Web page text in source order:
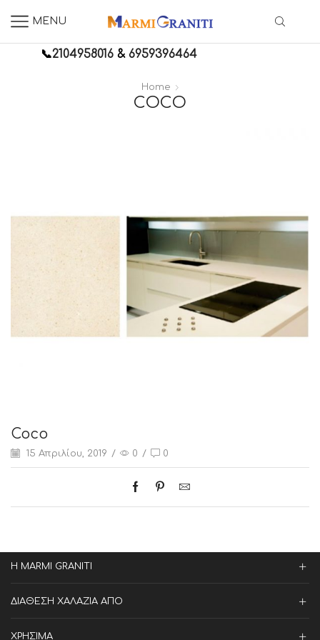
MENU
📞2104958016 &6959396464
Home
COCO
Coco
15 Απριλίου, 2019 / 0 / 0
Η MARMI GRANITI
ΔΙΑΘΕΣΗ ΧΑΛΑΖΙΑ ΑΠΟ
ΧΡΗΣΙΜΑ